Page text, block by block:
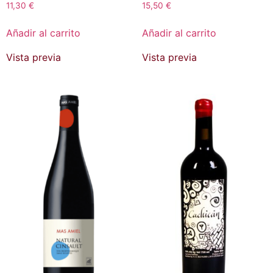
11,30 €
Añadir al carrito
Vista previa
15,50 €
Añadir al carrito
Vista previa